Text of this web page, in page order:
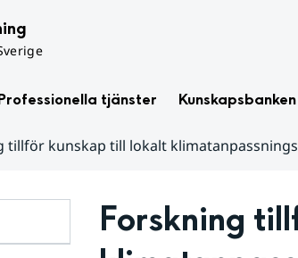
tjänster Kunskapsbanken
tillför kunskap till lokalt
Forskning